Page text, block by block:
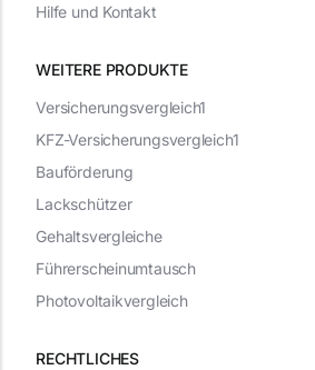
WEITERE PRODUKTE
RECHTLICHES
Versicherungsvergleich1
KFZ-Versicherungsvergleich1
Bauförderung
Lackschützer
Gehaltsvergleiche
Führerscheinumtausch
Photovoltaikvergleich
Hilfe und Kontakt